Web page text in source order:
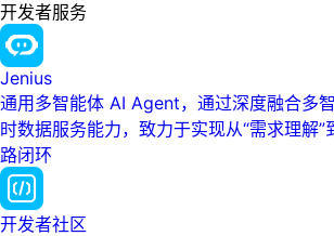
开发者服务
Jenius
通用多智能体 AI Agent，通过深度融合多
时数据服务能力，致力于实现从“需求理解”
路闭环
开发者社区